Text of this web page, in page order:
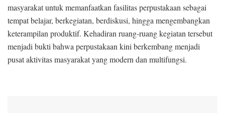
masyarakat untuk memanfaatkan fasilitas perpustakaan sebagai
tempat belajar, berkegiatan, berdiskusi, hingga mengembangkan
keterampilan produktif. Kehadiran ruang-ruang kegiatan tersebut
menjadi bukti bahwa perpustakaan kini berkembang menjadi
pusat aktivitas masyarakat yang modern dan multifungsi.